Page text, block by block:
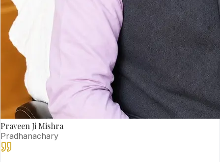
Praveen Ji Mishra
Pradhanachary